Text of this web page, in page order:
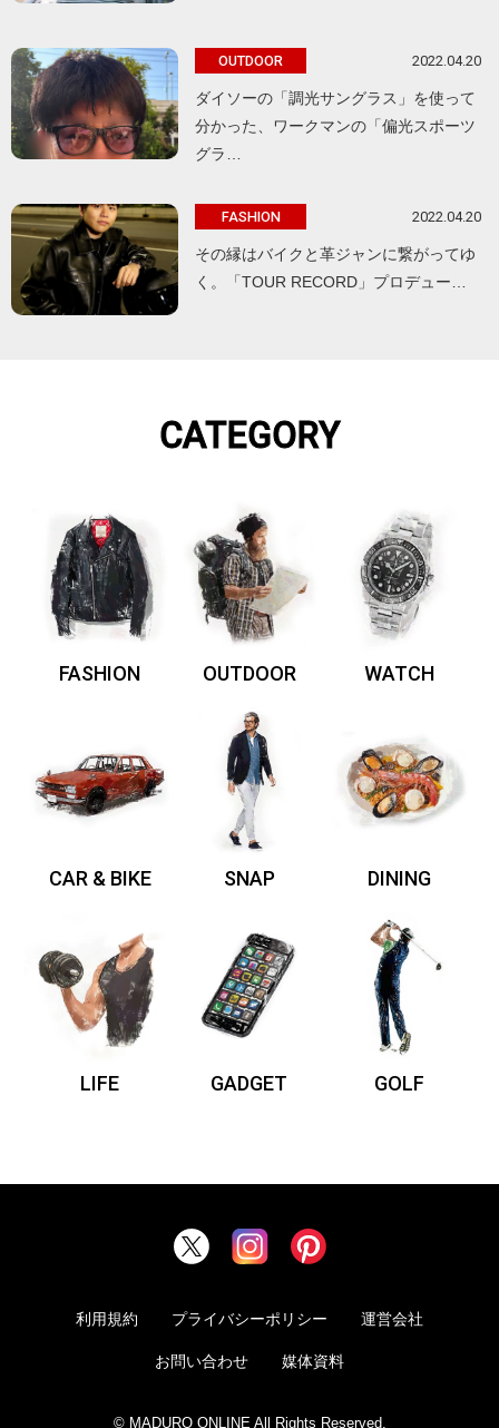
OUTDOOR 2022.04.20
ダイソーの「調光サングラス」を使って
分かった、ワークマンの「偏光スポーツ
グラ…
FASHION 2022.04.20
その縁はバイクと革ジャンに繋がってゆ
く。「TOUR RECORD」プロデュー…
CATEGORY
FASHION OUTDOOR WATCH
CAR & BIKE SNAP DINING
LIFE GADGET GOLF
利用規約 プライバシーポリシー 運営会社
お問い合わせ 媒体資料
© MADURO ONLINE All Rights Reserved.